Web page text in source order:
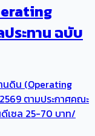
ระทาน ฉบับ
านดิน (Operating
ตามประกาศคณะ
ดีเซล 25-70 บาท/